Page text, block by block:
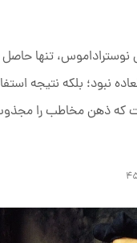
تنها
نبود؛ بلکه نتیجه
که ذهن مخاطب را